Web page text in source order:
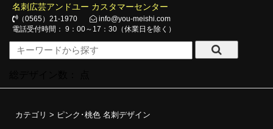
名刺広芸アンドユー カスタマーセンター
（0565）21-1970
info@you-meishi.com
電話受付時間： 9：00～17：30（休業日を除く）
カテゴリ > ピンク･桃色 名刺デザイン